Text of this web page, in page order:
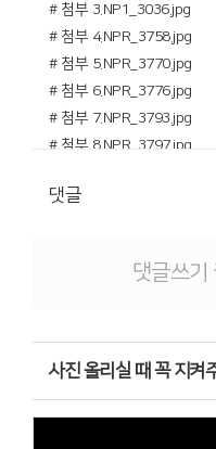
# 첨부 3.NP1_3036.jpg
# 첨부 4.NPR_3758.jpg
# 첨부 5.NPR_3770.jpg
# 첨부 6.NPR_3776.jpg
# 첨부 7.NPR_3793.jpg
# 첨부 8.NPR_3797.jpg
# 첨부 10.NPR_3818.jpg
# 첨부 13.NPR_3840.jpg
댓글
댓글쓰기
사진 올리실 때 꼭 지켜